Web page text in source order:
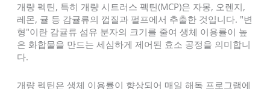
개량 펙틴, 특히 개량 시트러스 펙틴(MCP)은 자몽, 오렌지,
레몬, 귤 등 감귤류의 껍질과 펄프에서 추출한 것입니다. "변
형"이란 감귤류 섬유 분자의 크기를 줄여 생체 이용률이 높
은 화합물을 만드는 세심하게 제어된 효소 공정을 의미합니
다.
개량 펙틴은 생체 이용률이 향상되어 매일 해독 프로그램에